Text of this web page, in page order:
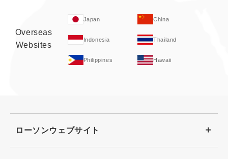
Overseas
Websites
Japan China
Indonesia Thailand
Philippines Hawaii
ローソンウェブサイト